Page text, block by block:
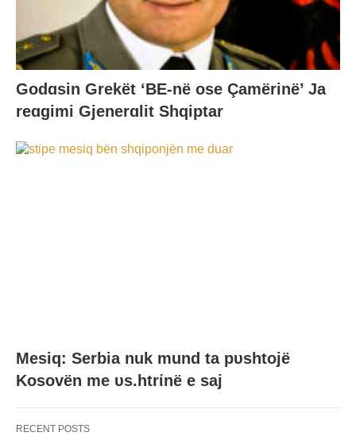
Godɑsin Grekët ‘BE-në ose Çamërinë’ Ja
reɑgimi Gjenerɑlit Shqiptar
Mesiq: Serbia nuk mund ta pυshtojë
Kosovën me υs.htrίnë e saj
RECENT POSTS